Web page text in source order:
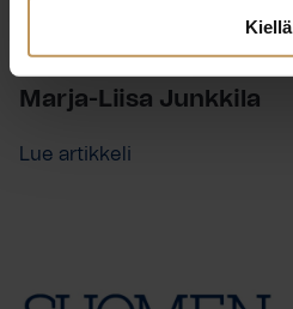
Kiellä
29.2.2024
Marja-Liisa Junkkila
Lue artikkeli